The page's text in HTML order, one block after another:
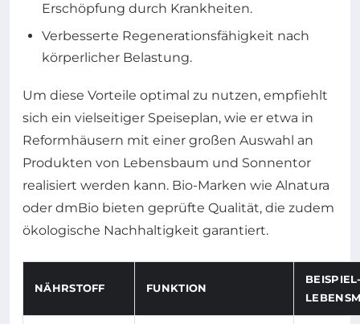
Erschöpfung durch Krankheiten.
Verbesserte Regenerationsfähigkeit nach
körperlicher Belastung.
Um diese Vorteile optimal zu nutzen, empfiehlt
sich ein vielseitiger Speiseplan, wie er etwa in
Reformhäusern mit einer großen Auswahl an
Produkten von Lebensbaum und Sonnentor
realisiert werden kann. Bio-Marken wie Alnatura
oder dmBio bieten geprüfte Qualität, die zudem
ökologische Nachhaltigkeit garantiert.
NÄHRSTOFF FUNKTION